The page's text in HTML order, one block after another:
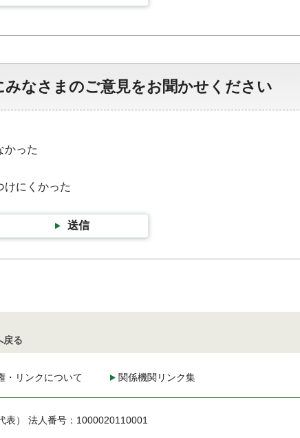
なさまのご意見をお聞かせください
かった
けにくかった
送信
戻る
・リンクについて 関係機関リンク集
表） 法人番号：1000020110001